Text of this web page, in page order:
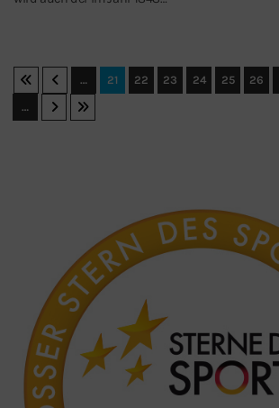
… 21 22 23 24 25 26
…